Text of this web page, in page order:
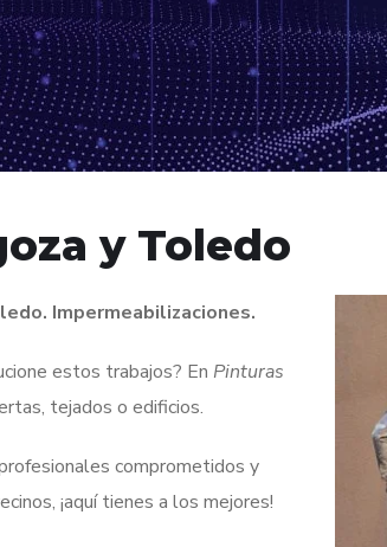
y Toledo
Impermeabilizaciones.
estos trabajos? En Pinturas
tejados o edificios.
comprometidos y
¡aquí tienes a los mejores!